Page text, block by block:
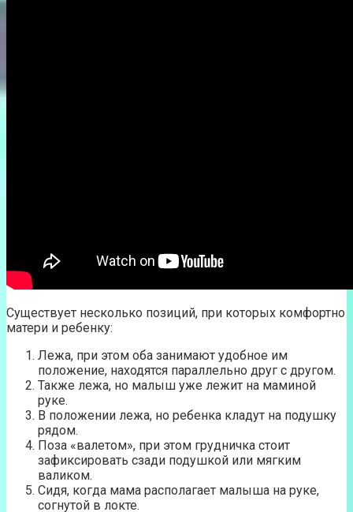
Существует несколько позиций, при которых комфортно
матери и ребенку:
Лежа, при этом оба занимают удобное им
положение, находятся параллельно друг с другом.
Также лежа, но малыш уже лежит на маминой
руке.
В положении лежа, но ребенка кладут на подушку
рядом.
Поза «валетом», при этом грудничка стоит
зафиксировать сзади подушкой или мягким
валиком.
Сидя, когда мама располагает малыша на руке,
согнутой в локте.